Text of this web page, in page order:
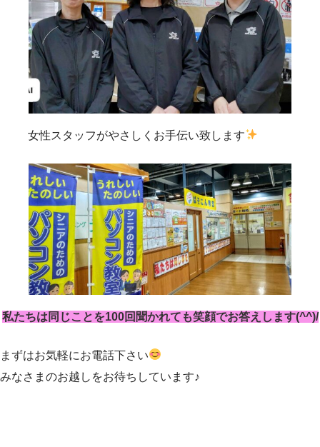
女性スタッフがやさしくお手伝い致します
私たちは同じことを100回聞かれても笑顔でお答えします(^^)/
まずはお気軽にお電話下さい
みなさまのお越しをお待ちしています♪